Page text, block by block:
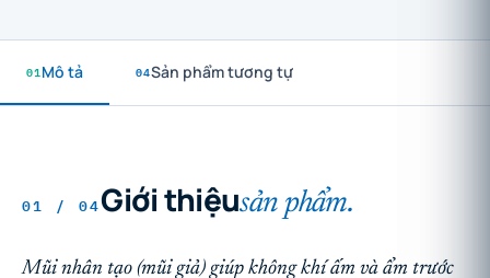
01Mô tả 04Sản phẩm tương tự
01 / 04Giới thiệusản phẩm.
Mũi nhân tạo (mũi giả) giúp không khí ấm và ẩm trước